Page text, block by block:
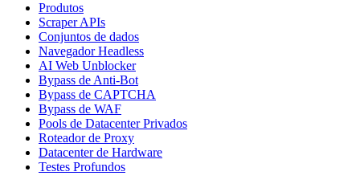
Produtos
Scraper APIs
Conjuntos de dados
Navegador Headless
AI Web Unblocker
Bypass de Anti-Bot
Bypass de CAPTCHA
Bypass de WAF
Pools de Datacenter Privados
Roteador de Proxy
Datacenter de Hardware
Testes Profundos